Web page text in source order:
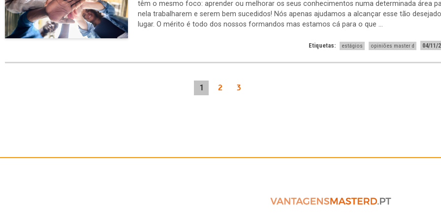
têm o mesmo foco: aprender ou melhorar os seus conhecimentos numa determinada área
nela trabalharem e serem bem sucedidos! Nós apenas ajudamos a alcançar esse tão desejado
lugar. O mérito é todo dos nossos formandos mas estamos cá para o que ...
Etiquetas: estágios opiniões master d 04/11/
1 2 3